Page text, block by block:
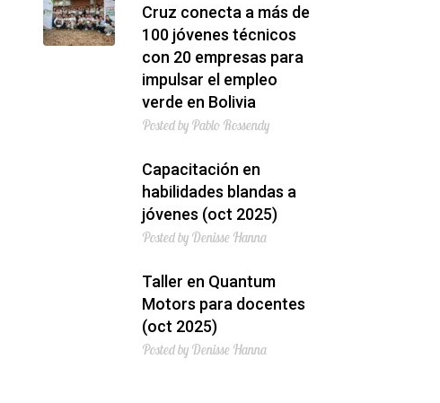
Cruz conecta a más de
100 jóvenes técnicos
con 20 empresas para
impulsar el empleo
verde en Bolivia
Posted by Pablo Rossendy
Capacitación en
habilidades blandas a
jóvenes (oct 2025)
Posted by Denisse Hanna
Taller en Quantum
Motors para docentes
(oct 2025)
Posted by Denisse Hanna